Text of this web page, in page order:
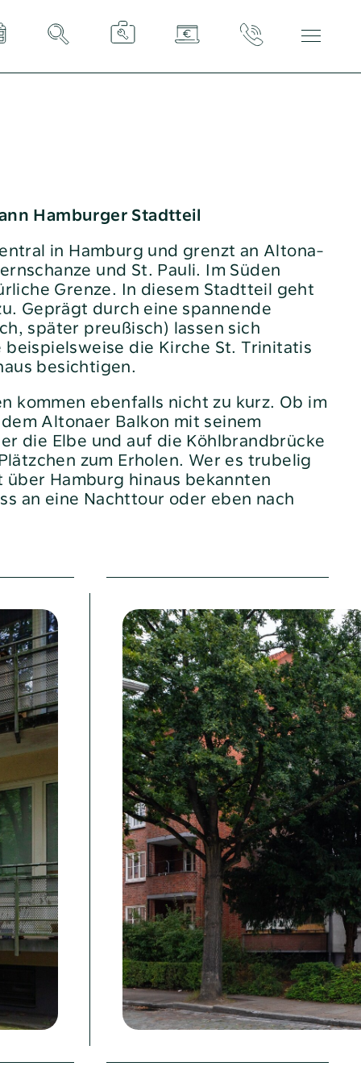
Wunschtermin vereinbaren
Hamburger Stadtteil
in Hamburg und grenzt an Altona-
und St. Pauli. Im Süden
Grenze. In diesem Stadtteil geht
Geprägt durch eine spannende
später preußisch) lassen sich
die Kirche St. Trinitatis
besichtigen.
kommen ebenfalls nicht zu kurz. Ob im
Altonaer Balkon mit seinem
die Elbe und auf die Köhlbrandbrücke
zum Erholen. Wer es trubelig
Hamburg hinaus bekannten
an eine Nachttour oder eben nach